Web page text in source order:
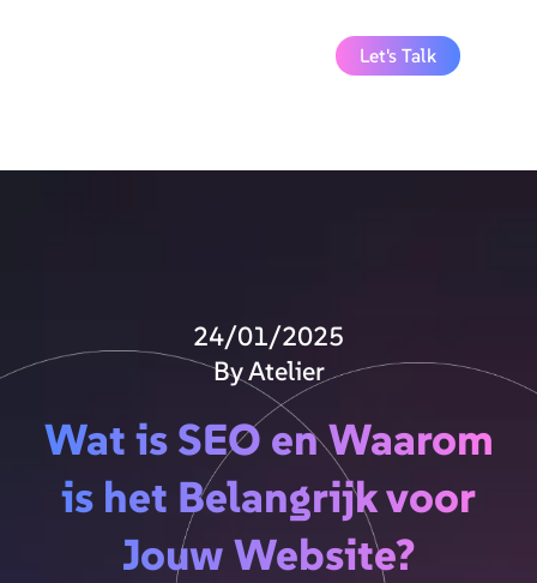
Let's Talk
24/01/2025
By Atelier
Wat is SEO en Waarom
is het Belangrijk voor
Jouw Website?